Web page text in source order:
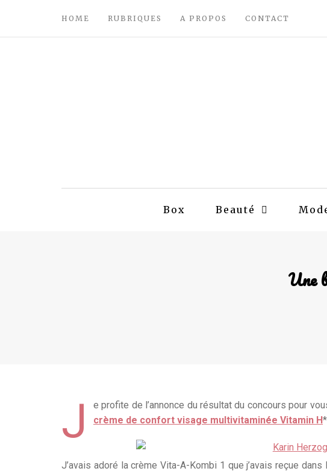
HOME RUBRIQUES A PROPOS CONTACT
Box Beauté
Une
J
e profite de l’annonce du résultat du concours pour
crème de confort visage multivitaminée Vitamin H
J’avais adoré la crème Vita-A-Kombi 1 que j’avais reçue